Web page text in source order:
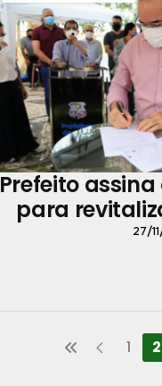
Prefeito
para
canteiro da
27/
1 2